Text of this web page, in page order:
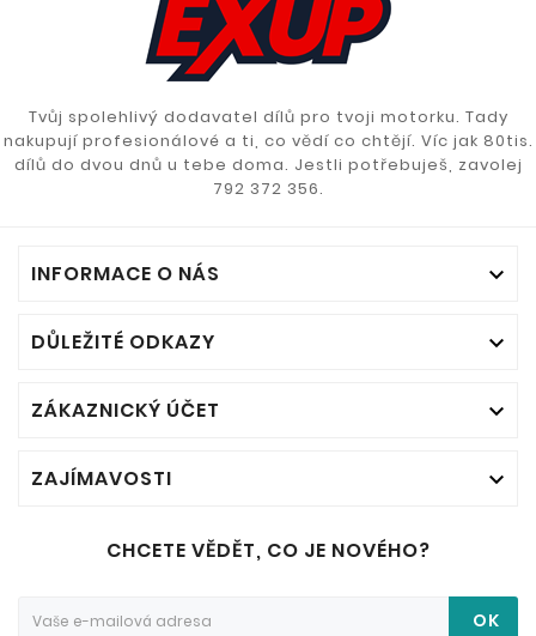
Tvůj spolehlivý dodavatel dílů pro tvoji motorku. Tady
nakupují profesionálové a ti, co vědí co chtějí. Víc jak 80tis.
dílů do dvou dnů u tebe doma. Jestli potřebuješ, zavolej
792 372 356.
INFORMACE O NÁS 
DŮLEŽITÉ ODKAZY 
ZÁKAZNICKÝ ÚČET 
ZAJÍMAVOSTI 
CHCETE VĚDĚT, CO JE NOVÉHO?
OK